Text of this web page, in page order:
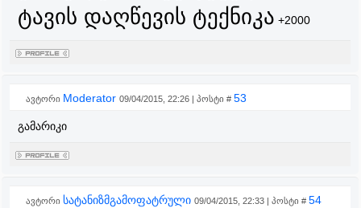
ტავის დაღწევის ტექნიკა +2000
ავტორი Moderator 09/04/2015, 22:26 | პოსტი # 53
გამარიკი
ავტორი სატანიზმგამოფატრული 09/04/2015, 22:33 | პოსტი # 54